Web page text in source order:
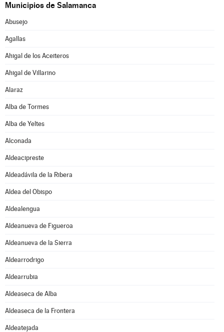
Municipios de Salamanca
Abusejo
Agallas
Ahigal de los Aceiteros
Ahigal de Villarino
Alaraz
Alba de Tormes
Alba de Yeltes
Alconada
Aldeacipreste
Aldeadávila de la Ribera
Aldea del Obispo
Aldealengua
Aldeanueva de Figueroa
Aldeanueva de la Sierra
Aldearrodrigo
Aldearrubia
Aldeaseca de Alba
Aldeaseca de la Frontera
Aldeatejada